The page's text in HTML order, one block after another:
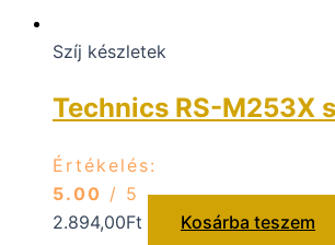
Szíj készletek
Technics RS-M253X
Értékelés:
5.00 / 5
2.894,00Ft Kosárba teszem